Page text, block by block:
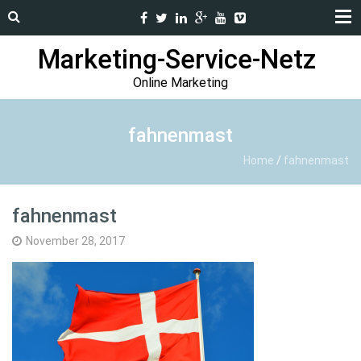
Marketing-Service-Netz
Online Marketing
fahnenmast
Home / fahnenmast
fahnenmast
November 28, 2017